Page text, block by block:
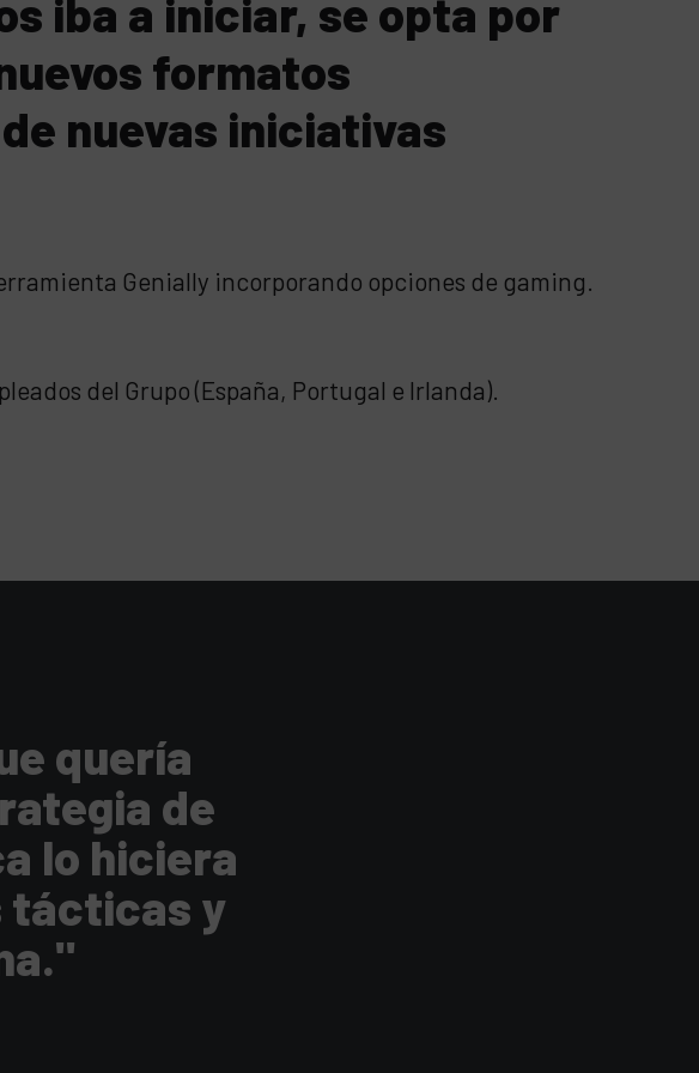
iba a iniciar, se opta por
formatos
nuevas iniciativas
Genially incorporando opciones de gaming.
del Grupo (España, Portugal e Irlanda).
quería
de
lo hiciera
tácticas y